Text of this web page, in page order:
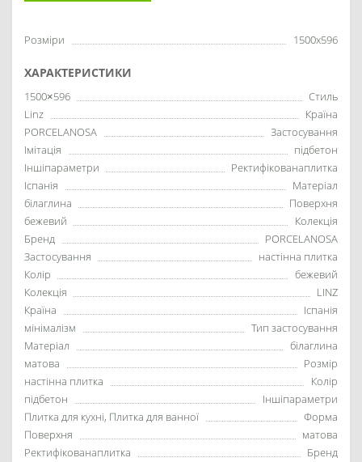
Розміри 1500x596
ХАРАКТЕРИСТИКИ
1500×596
Стиль
Linz
Країна
PORCELANOSA
Застосування
Імітація
підбетон
Іншіпараметри
Ректифікованаплитка
Іспанія
Матеріал
білаглина
Поверхня
бежевий
Колекція
Бренд
PORCELANOSA
Застосування
настінна плитка
Колір
бежевий
Колекція
LINZ
Країна
Іспанія
мінімалізм
Тип застосування
Матеріал
білаглина
матова
Розмір
настінна плитка
Колір
підбетон
Іншіпараметри
Плитка для кухні, Плитка для ванної
Форма
Поверхня
матова
Ректифікованаплитка
Бренд